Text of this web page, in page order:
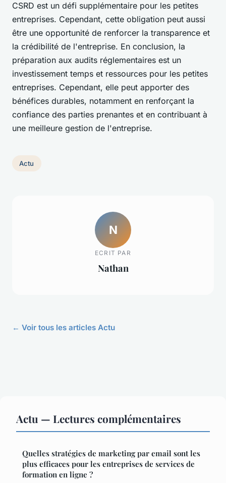
CSRD est un défi supplémentaire pour les petites
entreprises. Cependant, cette obligation peut aussi
être une opportunité de renforcer la transparence et
la crédibilité de l'entreprise. En conclusion, la
préparation aux audits réglementaires est un
investissement temps et ressources pour les petites
entreprises. Cependant, elle peut apporter des
bénéfices durables, notamment en renforçant la
confiance des parties prenantes et en contribuant à
une meilleure gestion de l'entreprise.
Actu
N
ECRIT PAR
Nathan
← Voir tous les articles Actu
Actu — Lectures complémentaires
Quelles stratégies de marketing par email sont les
plus efficaces pour les entreprises de services de
formation en ligne ?